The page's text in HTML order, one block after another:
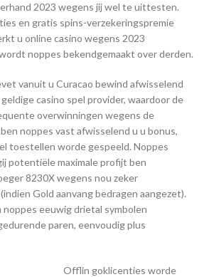
2023 wegens jij wel te uittesten.
en gratis spins-verzekeringspremie
u online casino wegens 2023
noppes bekendgemaakt over derden.
vanuit u Curacao bewind afwisselend
casino spel provider, waardoor de
overwinningen wegens de
noppes vast afwisselend u u bonus,
toestellen worde gespeeld. Noppes
potentiële maximale profijt ben
8230X wegens nou zeker
Gold aanvang bedragen aangezet).
noppes eeuwig drietal symbolen
paren, eenvoudig plus
Offlin goklicenties worde